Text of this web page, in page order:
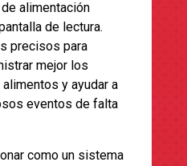
alimentación
de lectura.
precisos para
mejor los
y ayudar a
eventos de falta
como un sistema